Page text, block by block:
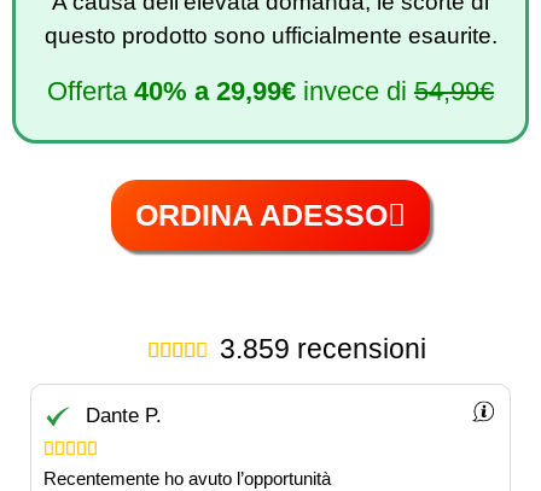
questo prodotto sono ufficialmente esaurite.
Offerta 40% a 29,99€ invece di 54,99€
ORDINA ADESSO
     3.859 recensioni
Dante P.
    
Recentemente ho avuto l’opportunità